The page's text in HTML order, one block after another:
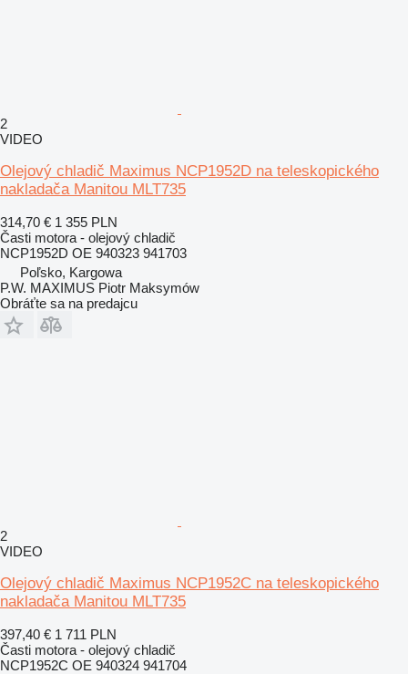
2
VIDEO
Olejový chladič Maximus NCP1952D na teleskopického
nakladača Manitou MLT735
314,70 € 1 355 PLN
Časti motora - olejový chladič
NCP1952D OE 940323 941703
Poľsko, Kargowa
P.W. MAXIMUS Piotr Maksymów
Obráťte sa na predajcu
2
VIDEO
Olejový chladič Maximus NCP1952C na teleskopického
nakladača Manitou MLT735
397,40 € 1 711 PLN
Časti motora - olejový chladič
NCP1952C OE 940324 941704